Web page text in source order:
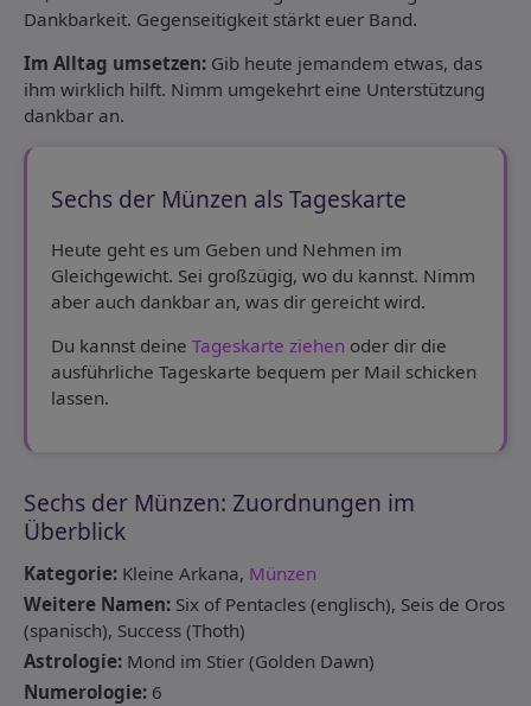
Dankbarkeit. Gegenseitigkeit stärkt euer Band.
Im Alltag umsetzen: Gib heute jemandem etwas, das
ihm wirklich hilft. Nimm umgekehrt eine Unterstützung
dankbar an.
Sechs der Münzen als Tageskarte
Heute geht es um Geben und Nehmen im
Gleichgewicht. Sei großzügig, wo du kannst. Nimm
aber auch dankbar an, was dir gereicht wird.
Du kannst deine Tageskarte ziehen oder dir die
ausführliche Tageskarte bequem per Mail schicken
lassen.
Sechs der Münzen: Zuordnungen im
Überblick
Kategorie: Kleine Arkana, Münzen
Weitere Namen: Six of Pentacles (englisch), Seis de Oros
(spanisch), Success (Thoth)
Astrologie: Mond im Stier (Golden Dawn)
Numerologie: 6